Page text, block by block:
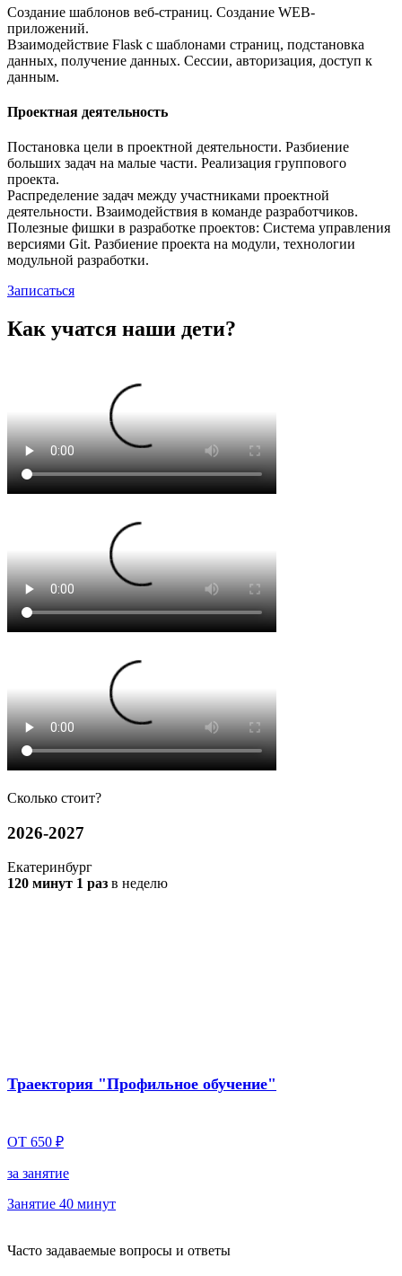
Создание шаблонов веб-страниц. Создание WEB-
приложений.
Взаимодействие Flask с шаблонами страниц, подстановка
данных, получение данных. Сессии, авторизация, доступ к
данным.
Проектная деятельность
Постановка цели в проектной деятельности. Разбиение
больших задач на малые части. Реализация группового
проекта.
Распределение задач между участниками проектной
деятельности. Взаимодействия в команде разработчиков.
Полезные фишки в разработке проектов: Система управления
версиями Git. Разбиение проекта на модули, технологии
модульной разработки.
Записаться
Как учатся наши дети?
Сколько стоит?
2026-2027
Екатеринбург
120 минут 1 раз в неделю
Траектория "Профильное обучение"
ОТ 650 ₽
за занятие
Занятие 40 минут
Часто задаваемые вопросы и ответы